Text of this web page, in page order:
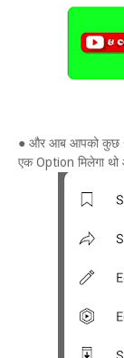
● और आब आपको कुछ
एक Option मिलेगा